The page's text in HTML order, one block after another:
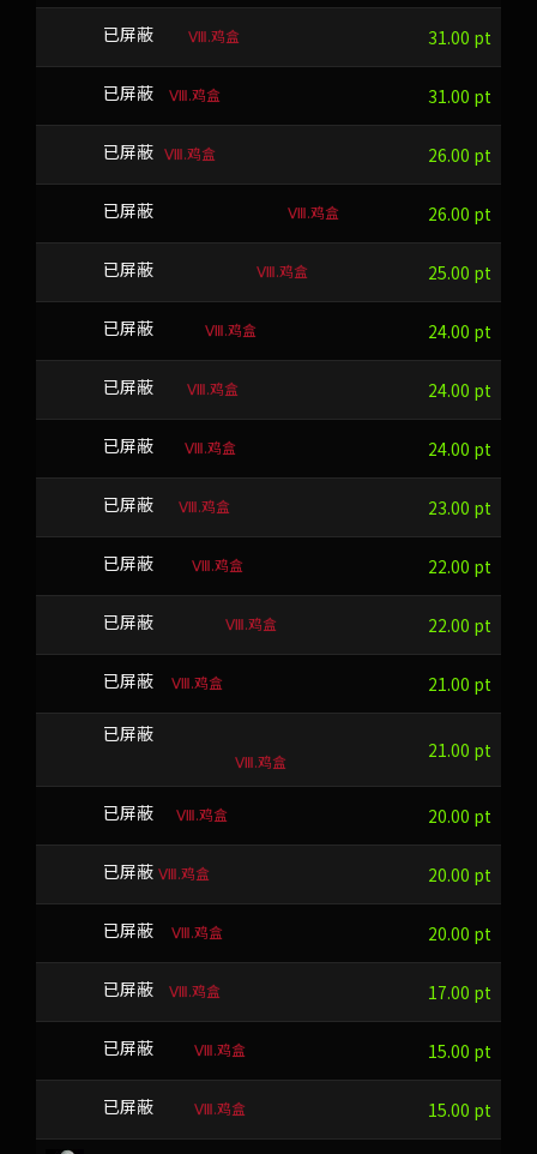
JZYJCQ
已屏蔽 Ⅷ.鸡盒 31.00 pt
OZZBO
已屏蔽 Ⅷ.鸡盒 31.00 pt
SVD
已屏蔽 Ⅷ.鸡盒 26.00 pt
mqM^KawDM^y?mR!
已屏蔽 Ⅷ.鸡盒 26.00 pt
NAMJPDFXYTW
已屏蔽 Ⅷ.鸡盒 25.00 pt
RCXZTBR
已屏蔽 Ⅷ.鸡盒 24.00 pt
OKXTI
已屏蔽 Ⅷ.鸡盒 24.00 pt
JVQAQ
已屏蔽 Ⅷ.鸡盒 24.00 pt
YKEA
已屏蔽 Ⅷ.鸡盒 23.00 pt
MDOPLQ
已屏蔽 Ⅷ.鸡盒 22.00 pt
xKLQ/z/)=?
已屏蔽 Ⅷ.鸡盒 22.00 pt
LAIJ
已屏蔽 Ⅷ.鸡盒 21.00 pt
mSJ6JA+P2%aA?Wvaw#]-xMN{aw[t&W
已屏蔽
Ⅷ.鸡盒 21.00 pt
SKNN
已屏蔽 Ⅷ.鸡盒 20.00 pt
OTK
已屏蔽 Ⅷ.鸡盒 20.00 pt
FSDJ
已屏蔽 Ⅷ.鸡盒 20.00 pt
JYYF
已屏蔽 Ⅷ.鸡盒 17.00 pt
FYGHLZ
已屏蔽 Ⅷ.鸡盒 15.00 pt
EFBDOU
已屏蔽 Ⅷ.鸡盒 15.00 pt